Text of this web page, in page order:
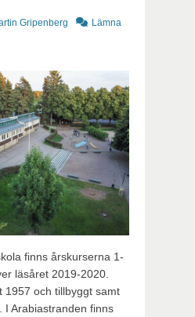
Gripenberg
Lämna
finns årskurserna 1-
läsåret 2019-2020.
1957 och tillbyggt samt
I Arabiastranden finns